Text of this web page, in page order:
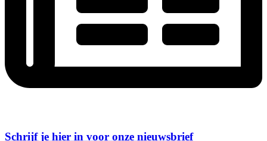
Schrijf je hier in voor onze nieuwsbrief